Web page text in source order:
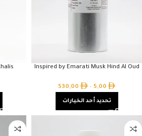
Inspired by Emarati Musk Hind Al Oud
5,00
–
530,00
تحديد أحد الخيارات